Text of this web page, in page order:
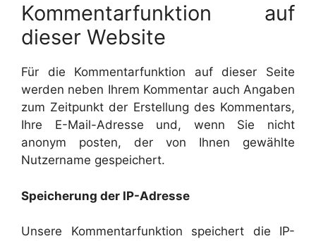
Kommentarfunktion auf
dieser Website
Für die Kommentarfunktion auf dieser Seite
werden neben Ihrem Kommentar auch Angaben
zum Zeitpunkt der Erstellung des Kommentars,
Ihre E-Mail-Adresse und, wenn Sie nicht
anonym posten, der von Ihnen gewählte
Nutzername gespeichert.
Speicherung der IP-Adresse
Unsere Kommentarfunktion speichert die IP-